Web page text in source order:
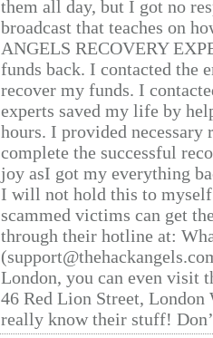
them all day, but I got no
broadcast that teaches on
ANGELS RECOVERY
funds back. I contacted the
recover my funds. I
experts saved my life by
hours. I provided
complete the successful
joy asI got my everything
I will not hold this to
scammed victims can get
through their hotline at:
London, you can even visit
46 Red Lion Street, London
really know their stuff!